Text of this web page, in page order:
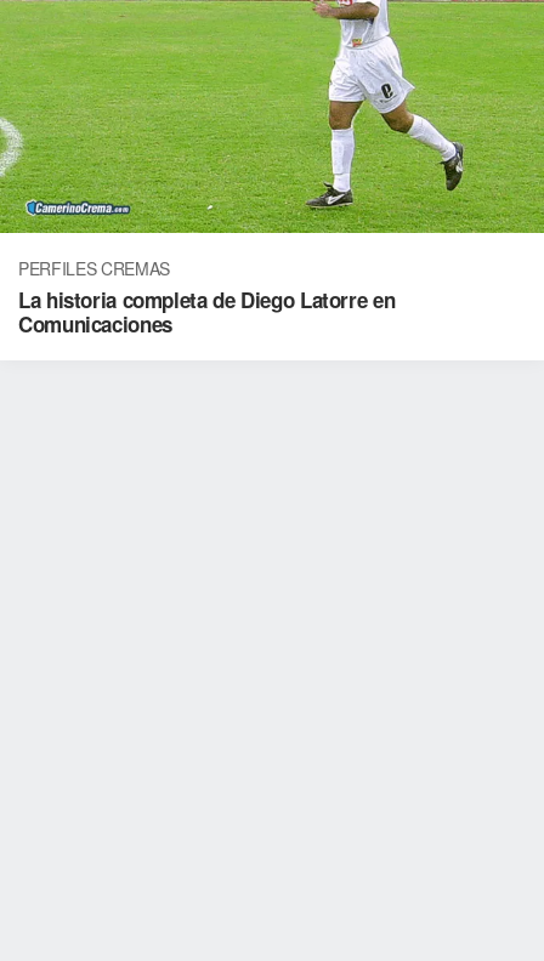
PERFILES CREMAS
La historia completa de Diego Latorre en
Comunicaciones